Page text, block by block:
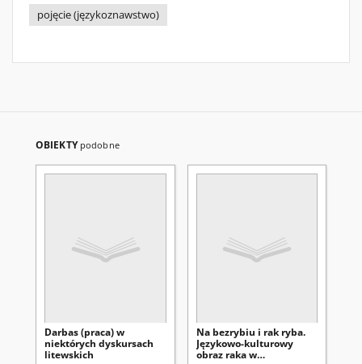
pojęcie (językoznawstwo)
OBIEKTY podobne
Darbas (praca) w
niektórych dyskursach
litewskich
Na bezrybiu i rak ryba.
Językowo-kulturowy
obraz raka w